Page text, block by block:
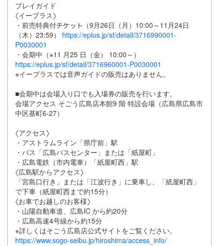
プレイガイド
〈イープラス〉
・前売特典付
（9月26日（月）10:00～11月24日
（木）23:59） https://eplus.jp/sf/detail/3716990001-
P0030001
・会期中（※11 月25 日（金） 10:00～）
https://eplus.jp/sf/detail/3716960001-P0030001
※イープラスでは音声ガイドの販売はありません。
■会期中は会場入り口でも入場券の販売を行います。
会場アクセス そごう広島店本館9 階 特設会場（広島県広島市
中区基町6-27）
〈アクセス〉
・アストラムライン「県庁前」駅
・バス「広島バスセンター」または「紙屋町」
・広島電鉄（市内電車）「紙屋町西」駅
〈広島駅からアクセス〉
「宮島口行き」または「江波行き」に乗車し、「紙屋町西」
で下車（紙屋町西まで約15分）
〈お車でお越しのお客様〉
・山陽自動車道、広島IC から約20分
・広島高速4号線から約15分
※詳しくはそごう広島店公式サイトをご覧ください。
https://www.sogo-seibu.jp/hiroshima/access_info/